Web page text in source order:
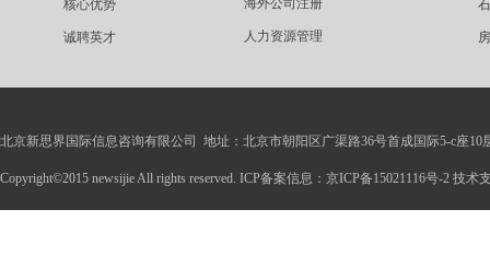
核心优势
诚聘英才
海外公司注册
人力资源管理
北京新思界国际信息咨询有限公司 地址：北京市朝阳区广渠路36号首成国际5-c座10
Copyright©2015 newsijie All rights reserved. ICP备案信息：京ICP备15021116号-2 技术